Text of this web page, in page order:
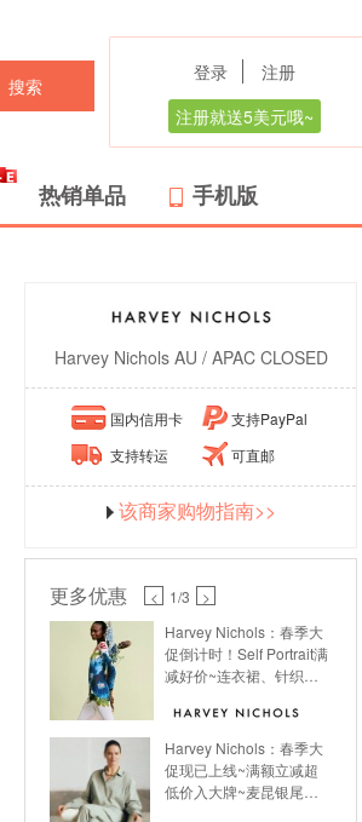
搜索
登录
注册
注册就送5美元哦~
热销单品 手机版
Harvey Nichols AU / APAC CLOSED
国内信用卡
支持PayPal
支持转运
可直邮
该商家购物指南>>
更多优惠 < 1/3
>
Harvey Nichols：春季大
促倒计时！Self Portrait满
减好价~连衣裙、针织
价！
Harvey Nichols：春季大
促现已上线~满额立减超
低价入大牌~麦昆银尾小